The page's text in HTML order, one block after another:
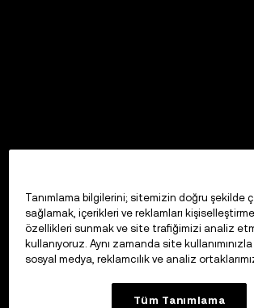
Tanımlama bilgilerini; sitemizin doğru şekilde
sağlamak, içerikleri ve reklamları
özellikleri sunmak ve site trafiğimizi analiz
kullanıyoruz. Aynı zamanda site
sosyal medya, reklamcılık ve analiz
Tüm Tanımlama